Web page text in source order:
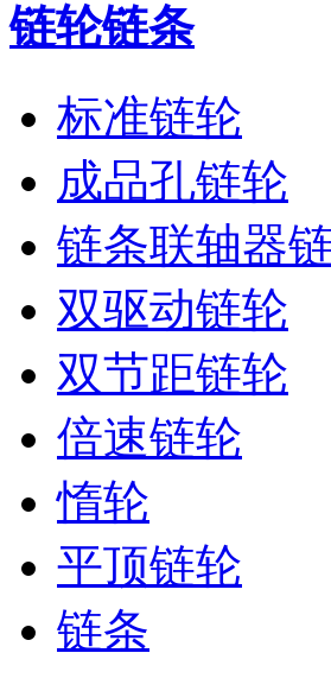
链轮链条
标准链轮
成品孔链轮
链条联轴器
双驱动链轮
双节距链轮
倍速链轮
惰轮
平顶链轮
链条